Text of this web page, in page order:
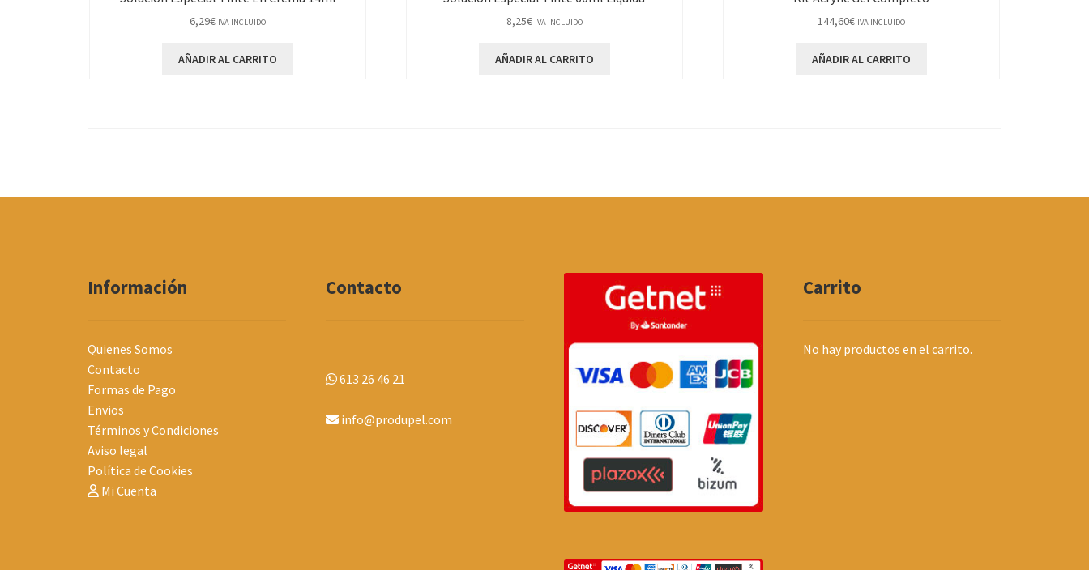
6,29€ IVA INCLUIDO
AÑADIR AL CARRITO
8,25€ IVA INCLUIDO
AÑADIR AL CARRITO
144,60€ IVA INCLUIDO
AÑADIR AL CARRITO
Información
Quienes Somos
Contacto
Formas de Pago
Envios
Términos y Condiciones
Aviso legal
Política de Cookies
Mi Cuenta
Contacto
613 26 46 21
info@produpel.com
Carrito
No hay productos en el carrito.